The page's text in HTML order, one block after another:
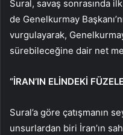
Sural, savaş sonrasında
de Genelkurmay
vurgulayarak,
sürebileceğine dair net
“İRAN’IN ELİNDEKİ
Sural’a göre çatışmanın
unsurlardan biri İran’ın